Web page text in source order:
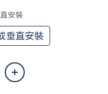
安裝
垂直安裝